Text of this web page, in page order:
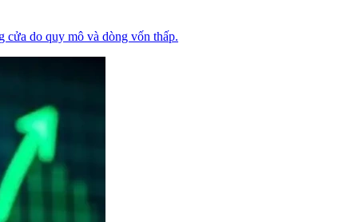
do quy mô và dòng vốn thấp.